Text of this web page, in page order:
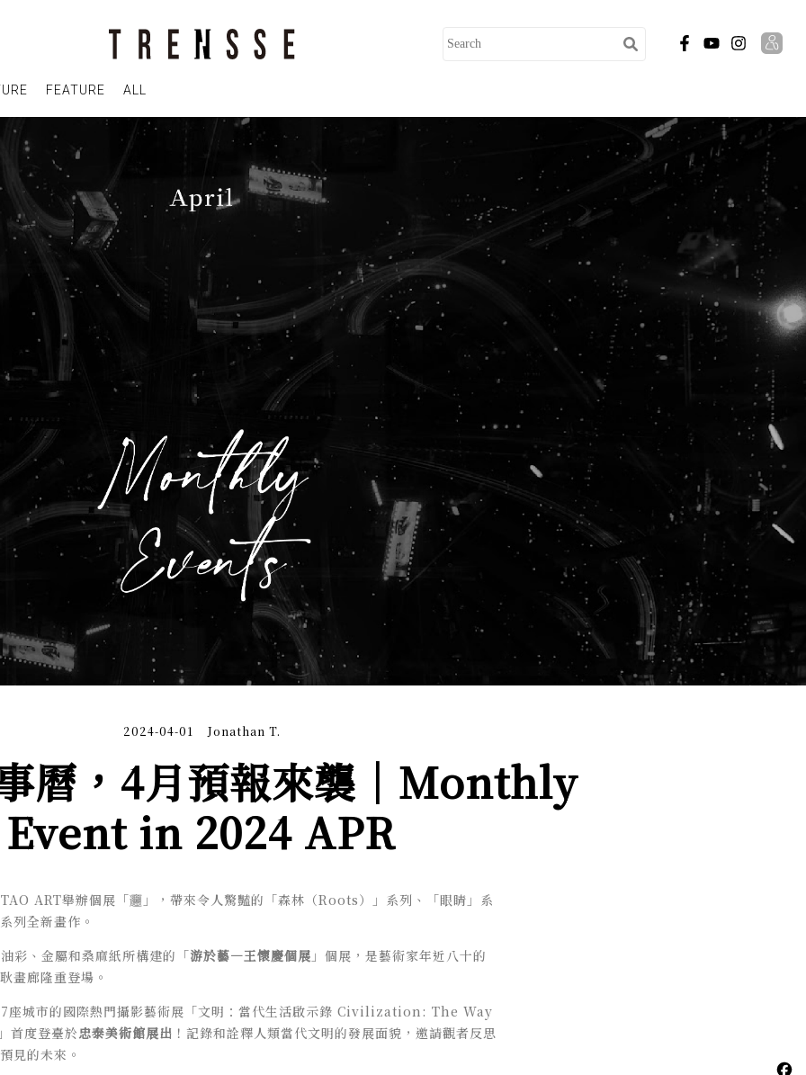
FEATURE ALL
曆，4月預報來襲｜Monthly
Event in 2024 APR
Jonathan T.
2024-04-01
ART舉辦個展「𰻞」，帶來令人驚豔的「森林（Roots）」系列、「眼睛」系
列全新畫作。
彩、金屬和桑麻紙所構建的「游於藝—王懷慶個展 」個展，是藝術家年近八十的
畫廊隆重登場。
7座城市的國際熱門攝影藝術展「文明：當代生活啟示錄 Civilization: The Way
首度登臺於忠泰美術館展出 ！記錄和詮釋人類當代文明的發展面貌，邀請觀者反思
見的未來。